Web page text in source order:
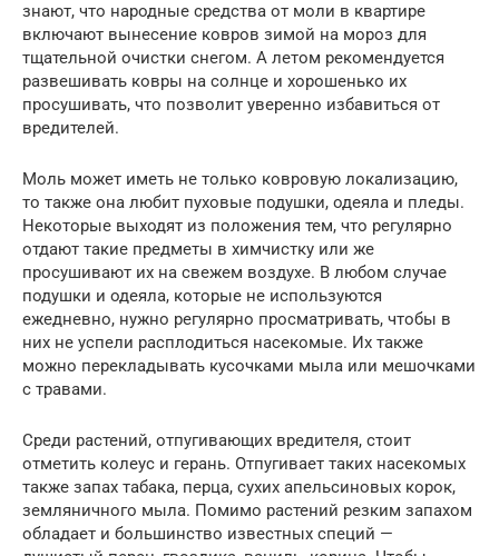
знают, что народные средства от моли в квартире
включают вынесение ковров зимой на мороз для
тщательной очистки снегом. А летом рекомендуется
развешивать ковры на солнце и хорошенько их
просушивать, что позволит уверенно избавиться от
вредителей.
Моль может иметь не только ковровую локализацию,
то также она любит пуховые подушки, одеяла и пледы.
Некоторые выходят из положения тем, что регулярно
отдают такие предметы в химчистку или же
просушивают их на свежем воздухе. В любом случае
подушки и одеяла, которые не используются
ежедневно, нужно регулярно просматривать, чтобы в
них не успели расплодиться насекомые. Их также
можно перекладывать кусочками мыла или мешочками
с травами.
Среди растений, отпугивающих вредителя, стоит
отметить колеус и герань. Отпугивает таких насекомых
также запах табака, перца, сухих апельсиновых корок,
земляничного мыла. Помимо растений резким запахом
обладает и большинство известных специй —